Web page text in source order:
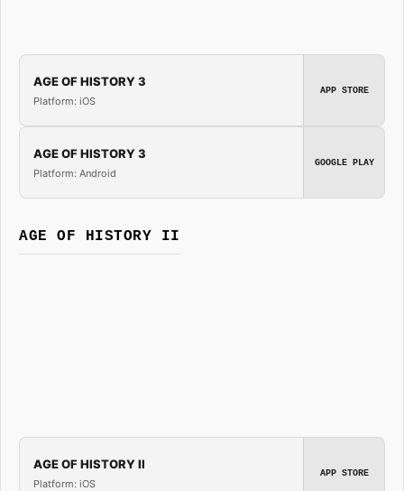
AGE OF HISTORY 3
Platform: iOS
APP STORE
AGE OF HISTORY 3
Platform: Android
GOOGLE PLAY
AGE OF HISTORY II
AGE OF HISTORY II
Platform: iOS
APP STORE